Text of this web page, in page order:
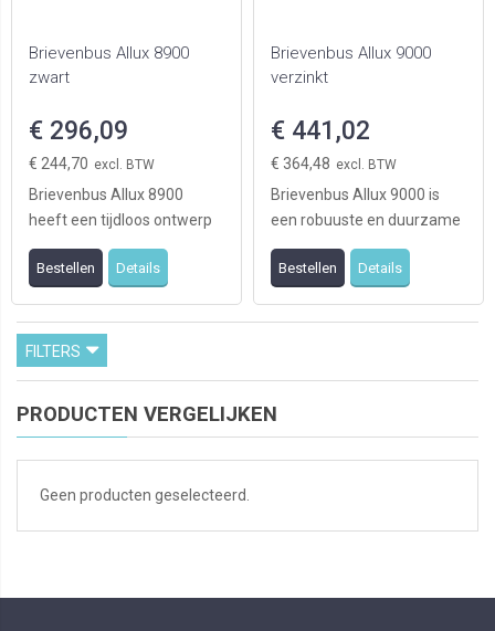
Brievenbus Allux 8900
zwart
€ 296,09
€ 244,70
Brievenbus Allux 8900
heeft een tijdloos ontwerp
en is daardoor zowel
geschikt voor modern ...
Bestellen Details
Brievenbus Allux 9000
verzinkt
€ 441,02
€ 364,48
Brievenbus Allux 9000 is
een robuuste en duurzame
brievenbus. Deze
brievenbus biedt veel r ...
Bestellen Details
FILTERS
PRODUCTEN VERGELIJKEN
Geen producten geselecteerd.